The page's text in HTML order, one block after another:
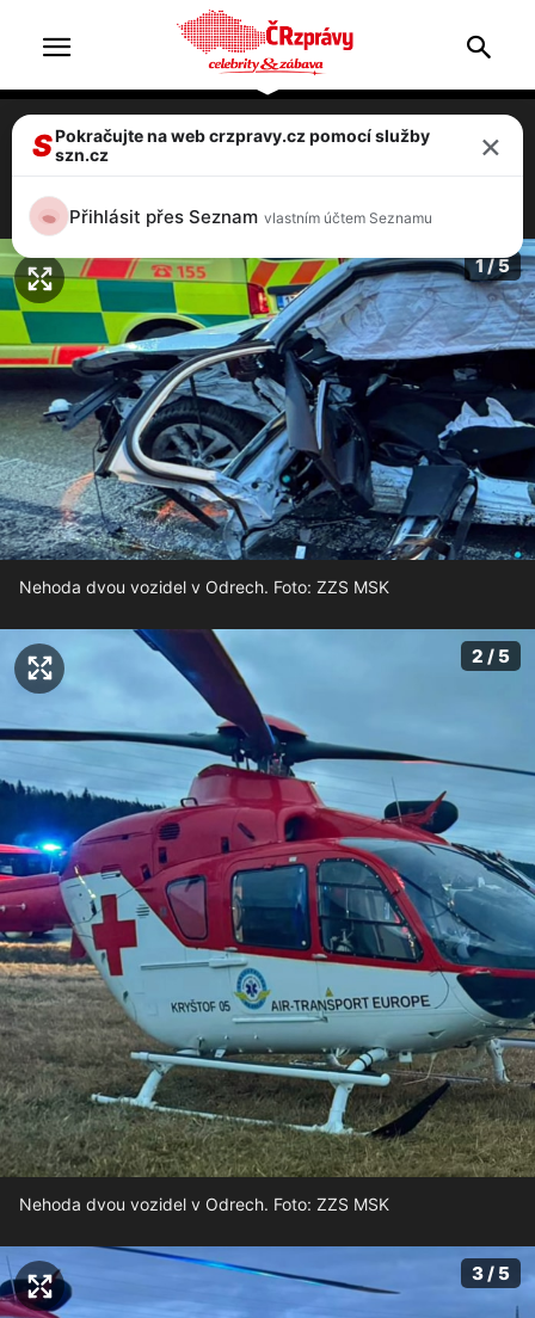
Foto: Na Novojičínsku se srazila dvě auta,
1 / 5
Nehoda dvou vozidel v Odrech. Foto: ZZS MSK
2 / 5
Nehoda dvou vozidel v Odrech. Foto: ZZS MSK
3 / 5
SPokračujte na web crzpravy.cz pomocí služby
szn.cz
×
Přihlásit přes Seznam vlastním účtem Seznamu